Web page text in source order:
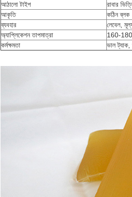
আঠালো টাইপ
রাবার
আকৃতি
কঠিন ব্লক
ব্যবহার
লেবেল,
অ্যাপ্লিকেশন তাপমাত্রা
160-
কর্মক্ষমতা
ভাল ট্যাক,